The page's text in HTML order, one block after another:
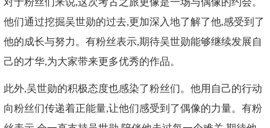
他们通过挖掘吴世勋的过去,更加深入地了解了他,感受到了
他的成长与努力。有粉丝表示,期待吴世勋能够继续发展自
己的才华,为大家带来更多优秀的作品。
此外,吴世勋的积极态度也感染了粉丝们。他用自己的行动
向粉丝们传递着正能量,让他们感受到了偶像的力量。有粉